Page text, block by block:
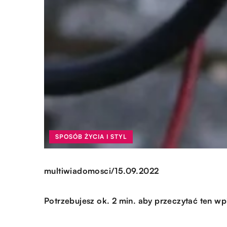
SPOSÓB ŻYCIA I STYL
multiwiadomosci/15.09.2022
Potrzebujesz ok. 2 min. aby przeczytać ten